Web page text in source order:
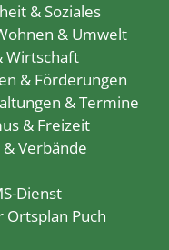
& Soziales
& Umwelt
Wirtschaft
& Förderungen
& Termine
& Freizeit
Verbände
Dienst
Ortsplan Puch